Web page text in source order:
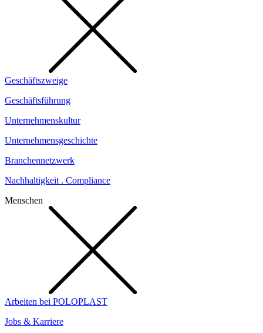
Geschäftszweige
Geschäftsführung
Unternehmenskultur
Unternehmensgeschichte
Branchennetzwerk
Nachhaltigkeit . Compliance
Menschen
Arbeiten bei POLOPLAST
Jobs & Karriere